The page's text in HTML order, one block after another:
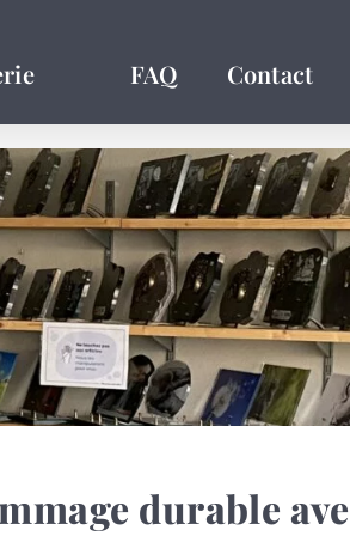
FAQ Contact
durable